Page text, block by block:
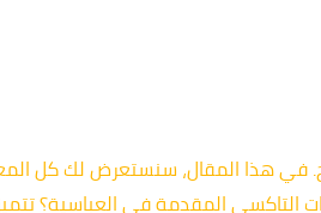
هذا المقال، سنستعرض لك كل
إلى كيفية الاتصال بنا على الرقم 60036648. ما هي خدمات التاكسي